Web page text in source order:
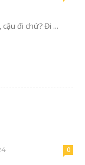
đi chứ? Đi ...
0